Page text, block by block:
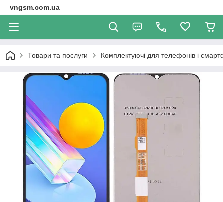
vngsm.com.ua
Товари та послуги Комплектуючі для телефонів і